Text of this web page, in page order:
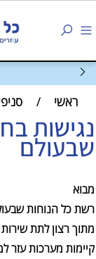
ראשי /
נגישות
שבעולם
מבוא
רשת כל הנוחות
מתוך רצון לתת
קיימות מערכות עזר